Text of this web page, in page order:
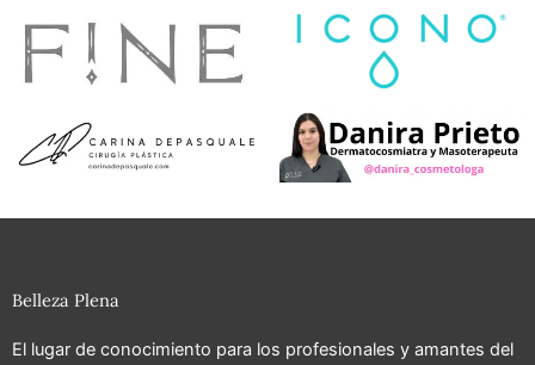
Belleza Plena
El lugar de conocimiento para los profesionales y amantes del